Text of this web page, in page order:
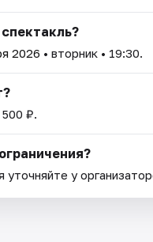
2026 • вторник • 19:30.
₽.
уточняйте у